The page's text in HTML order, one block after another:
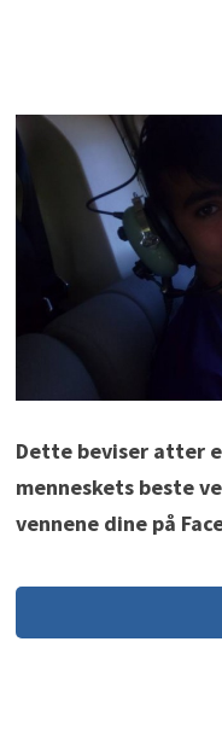
Dette beviser atter
menneskets beste
vennene dine på